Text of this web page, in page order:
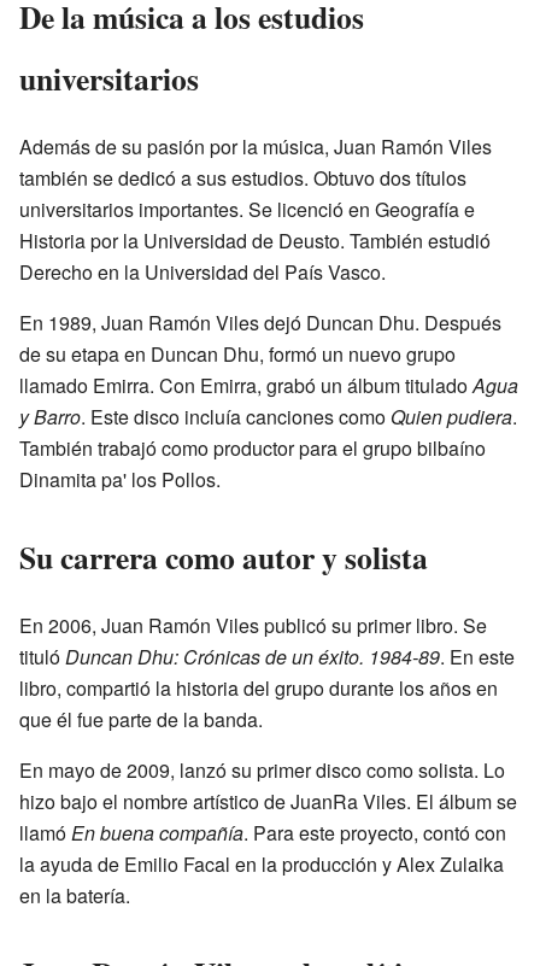
De la música a los estudios
universitarios
Además de su pasión por la música, Juan Ramón Viles
también se dedicó a sus estudios. Obtuvo dos títulos
universitarios importantes. Se licenció en Geografía e
Historia por la Universidad de Deusto. También estudió
Derecho en la Universidad del País Vasco.
En 1989, Juan Ramón Viles dejó Duncan Dhu. Después
de su etapa en Duncan Dhu, formó un nuevo grupo
llamado Emirra. Con Emirra, grabó un álbum tituladoAgua
y Barro. Este disco incluía canciones como Quien pudiera.
También trabajó como productor para el grupo bilbaíno
Dinamita pa' los Pollos.
Su carrera como autor y solista
En 2006, Juan Ramón Viles publicó su primer libro. Se
titulóDuncan Dhu: Crónicas de un éxito. 1984-89. En este
libro, compartió la historia del grupo durante los años en
que él fue parte de la banda.
En mayo de 2009, lanzó su primer disco como solista. Lo
hizo bajo el nombre artístico de JuanRa Viles. El álbum se
llamóEn buena compañía. Para este proyecto, contó con
la ayuda de Emilio Facal en la producción y Alex Zulaika
en la batería.